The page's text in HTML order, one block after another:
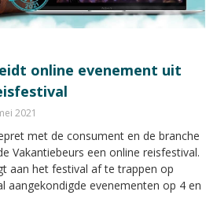
online evenement uit
2021
met de consument en de branche
Vakantiebeurs een online reisfestival.
aan het festival af te trappen op
aangekondigde evenementen op 4 en